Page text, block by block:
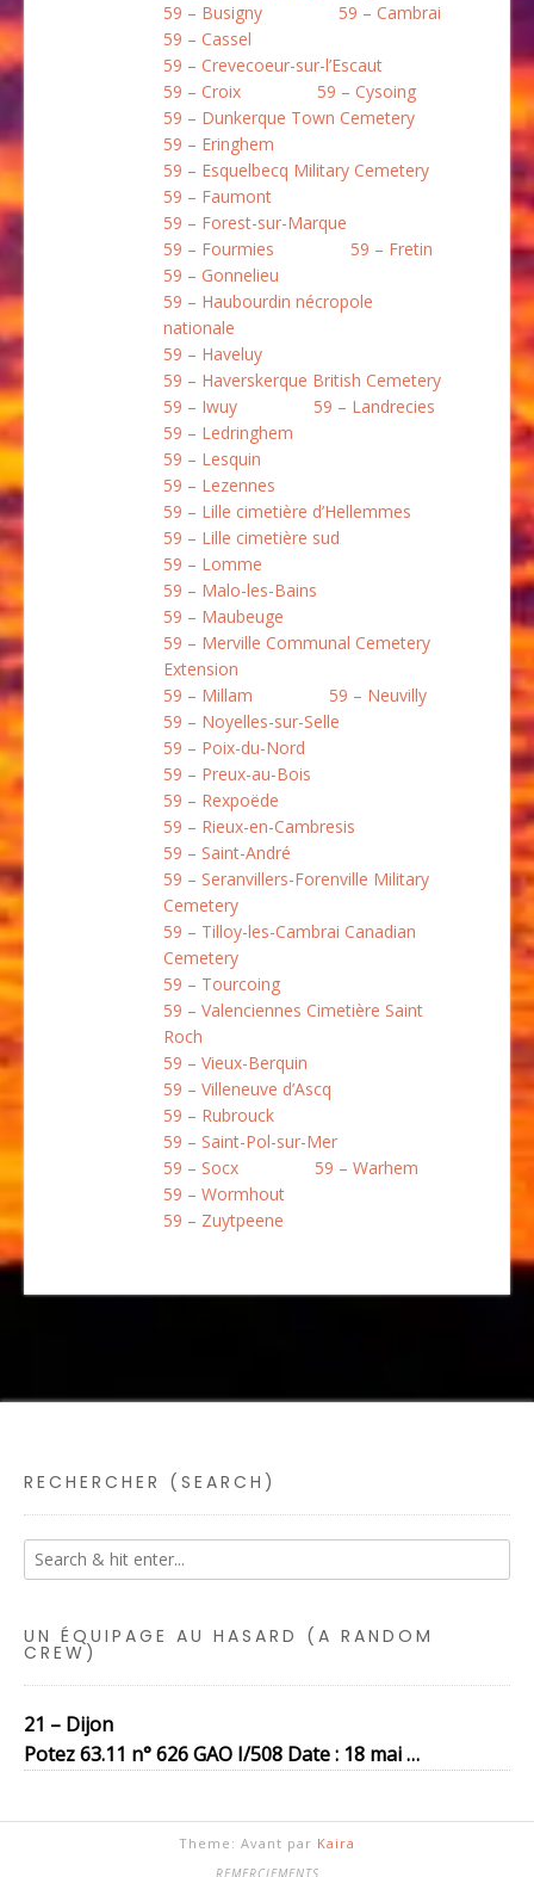
59 – Busigny
59 – Cambrai
59 – Cassel
59 – Crevecoeur-sur-l’Escaut
59 – Croix
59 – Cysoing
59 – Dunkerque Town Cemetery
59 – Eringhem
59 – Esquelbecq Military Cemetery
59 – Faumont
59 – Forest-sur-Marque
59 – Fourmies
59 – Fretin
59 – Gonnelieu
59 – Haubourdin nécropole
nationale
59 – Haveluy
59 – Haverskerque British Cemetery
59 – Iwuy
59 – Landrecies
59 – Ledringhem
59 – Lesquin
59 – Lezennes
59 – Lille cimetière d’Hellemmes
59 – Lille cimetière sud
59 – Lomme
59 – Malo-les-Bains
59 – Maubeuge
59 – Merville Communal Cemetery
Extension
59 – Millam
59 – Neuvilly
59 – Noyelles-sur-Selle
59 – Poix-du-Nord
59 – Preux-au-Bois
59 – Rexpoëde
59 – Rieux-en-Cambresis
59 – Saint-André
59 – Seranvillers-Forenville Military
Cemetery
59 – Tilloy-les-Cambrai Canadian
Cemetery
59 – Tourcoing
59 – Valenciennes Cimetière Saint
Roch
59 – Vieux-Berquin
59 – Villeneuve d’Ascq
59 – Rubrouck
59 – Saint-Pol-sur-Mer
59 – Socx
59 – Warhem
59 – Wormhout
59 – Zuytpeene
RECHERCHER (SEARCH)
UN ÉQUIPAGE AU HASARD (A RANDOM
CREW)
21 – Dijon
Potez 63.11 n° 626 GAO I/508 Date : 18 mai …
Theme: Avant par Kaira